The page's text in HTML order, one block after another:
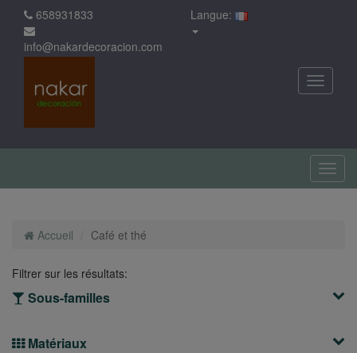
658931833
info@nakardecoracion.com
Langue:
Accueil Café et thé
Filtrer sur les résultats:
Sous-familles
Matériaux